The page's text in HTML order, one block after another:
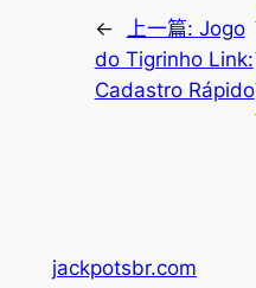
← 上一篇: Jogo
do Tigrinho Link:
Cadastro Rápido
jackpotsbr.com